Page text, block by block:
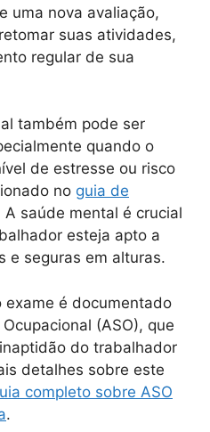
uma nova avaliação,
suas atividades,
regular de sua
também pode ser
quando o
de estresse ou risco
no guia de
A saúde mental é crucial
esteja apto a
e seguras em alturas.
é documentado
(ASO), que
do trabalhador
detalhes sobre este
completo sobre ASO
.